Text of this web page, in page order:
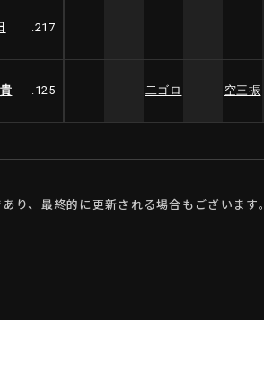
.217
.125 二ゴロ 空三振
り、最終的に更新される場合もございます。